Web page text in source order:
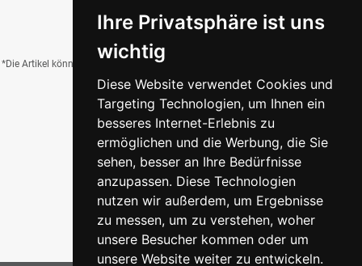
Ihre Privatsphäre ist uns
wichtig
Diese Website verwendet Cookies und
Targeting Technologien, um Ihnen ein
besseres Internet-Erlebnis zu
ermöglichen und die Werbung, die Sie
sehen, besser an Ihre Bedürfnisse
anzupassen. Diese Technologien
nutzen wir außerdem, um Ergebnisse
zu messen, um zu verstehen, woher
unsere Besucher kommen oder um
unsere Website weiter zu entwickeln.
*Die Artikel können durch Belichtung, Charge, Brand, Formate und weitere Einflüsse
von der Abbildung abweichen.